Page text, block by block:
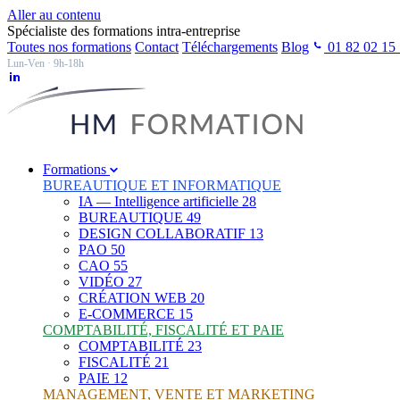
Aller au contenu
Spécialiste des formations intra-entreprise
Toutes nos formations Contact Téléchargements Blog 01 82 02 15
Lun-Ven · 9h-18h
Formations
BUREAUTIQUE ET INFORMATIQUE
IA — Intelligence artificielle 28
BUREAUTIQUE 49
DESIGN COLLABORATIF 13
PAO 50
CAO 55
VIDÉO 27
CRÉATION WEB 20
E-COMMERCE 15
COMPTABILITÉ, FISCALITÉ ET PAIE
COMPTABILITÉ 23
FISCALITÉ 21
PAIE 12
MANAGEMENT, VENTE ET MARKETING